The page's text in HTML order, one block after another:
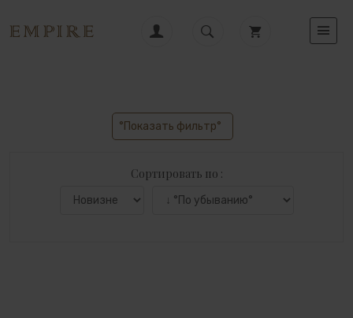
°Показать фильтр°
Сортировать по :